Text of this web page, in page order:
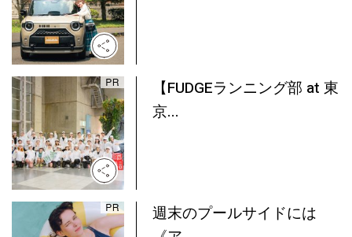
【FUDGEランニング部 at 東
京...
週末のプールサイドには